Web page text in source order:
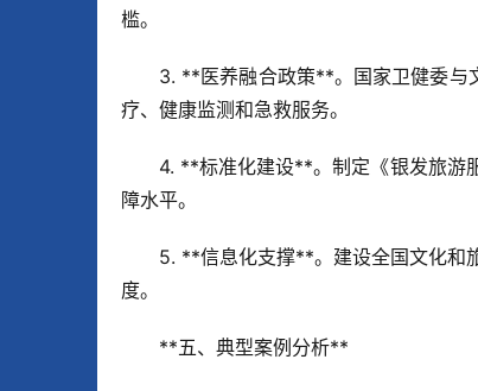
槛。
3. **医养融合政策**。国家卫健委与
疗、健康监测和急救服务。
4. **标准化建设**。制定《银发旅游
障水平。
5. **信息化支撑**。建设全国文化和
度。
**五、典型案例分析**